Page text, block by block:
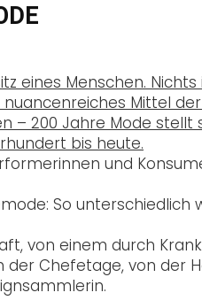
eines Menschen.
Mittel
– 200 Jahre Mode
bis heute.
und
So unterschiedlich
von einem durch
der Chefetage, von der